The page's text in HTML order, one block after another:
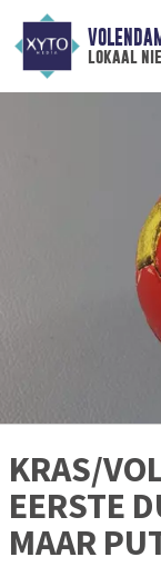
lokaal
KRAS/
EERSTE
MAAR